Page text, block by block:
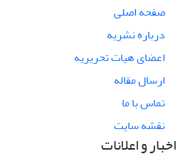
صفحه اصلی
درباره نشریه
اعضای هیات تحریریه
ارسال مقاله
تماس با ما
نقشه سایت
اخبار و اعلانات